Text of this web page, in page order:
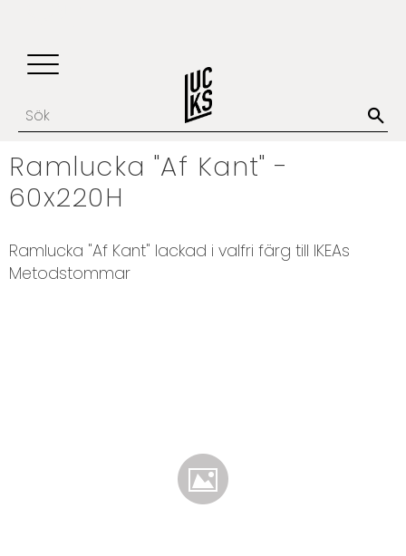
Ramlucka "Af Kant" -
60x220H
​Ramlucka "Af Kant" lackad i valfri färg till IKEAs
Metodstommar